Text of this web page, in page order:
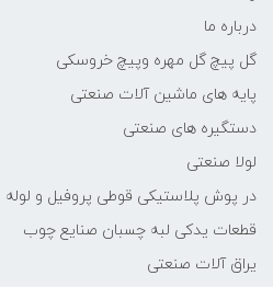
درباره ما
گل پیچ گل مهره وپیچ خروسکی
پایه های ماشین آلات صنعتی
دستگیره های صنعتی
لولا صنعتی
در پوش پلاستیکی قوطی پروفیل و لوله
قطعات یدکی لبه چسبان صنایع چوب
یراق آلات صنعتی